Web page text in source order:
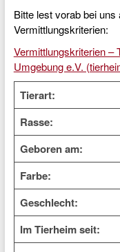
Bitte lest vorab bei
Vermittlungskriterien:
Vermittlungskriterien –
Umgebung e.V.
Tierart:
Rasse:
Geboren am:
Farbe:
Geschlecht:
Im Tierheim seit: